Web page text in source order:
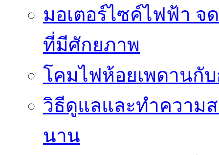
มอเตอร์ไซค์ไฟฟ้า จ
ที่มีศักยภาพ
โคมไฟห้อยเพดานกั
วิธีดูแลและทำความ
นาน